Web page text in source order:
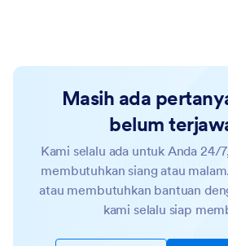
Masih ada
belum
Kami selalu ada untuk Anda 24/
membutuhkan siang atau
atau membutuhkan bantuan
kami selalu siap